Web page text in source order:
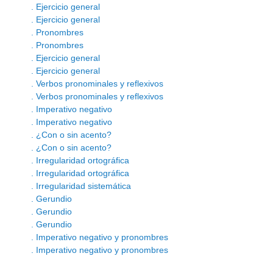
. Ejercicio general
. Ejercicio general
. Pronombres
. Pronombres
. Ejercicio general
. Ejercicio general
. Verbos pronominales y reflexivos
. Verbos pronominales y reflexivos
. Imperativo negativo
. Imperativo negativo
. ¿Con o sin acento?
. ¿Con o sin acento?
. Irregularidad ortográfica
. Irregularidad ortográfica
. Irregularidad sistemática
. Gerundio
. Gerundio
. Gerundio
. Imperativo negativo y pronombres
. Imperativo negativo y pronombres